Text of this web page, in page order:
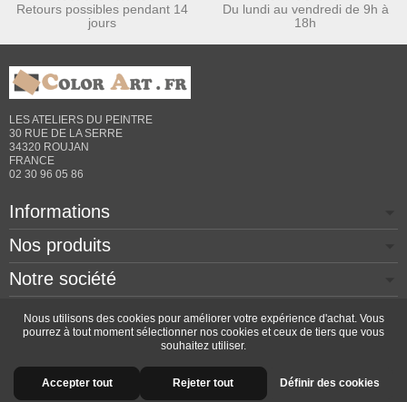
Retours possibles pendant 14
jours
Du lundi au vendredi de 9h à
18h
LES ATELIERS DU PEINTRE
30 RUE DE LA SERRE
34320 ROUJAN
FRANCE
02 30 96 05 86
Informations
Nos produits
Notre société
Contactez-nous
Copyright © 2026 - Design by Prestacrea
- Ecommerce
software byPrestaShop™
Nous utilisons des cookies pour améliorer votre expérience d'achat. Vous
pourrez à tout moment sélectionner nos cookies et ceux de tiers que vous
souhaitez utiliser.
Accepter tout Rejeter tout Définir des cookies